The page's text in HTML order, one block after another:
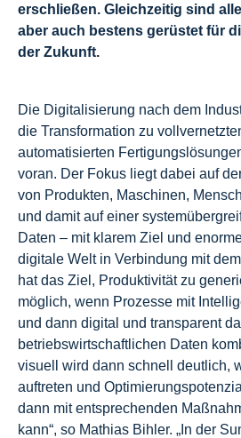
erschließen. Gleichzeitig sind
aber auch bestens gerüstet für
der Zukunft.
Die Digitalisierung nach dem
die Transformation zu
automatisierten
voran. Der Fokus liegt dabei auf
von Produkten, Maschinen,
und damit auf einer
Daten – mit klarem Ziel und
digitale Welt in Verbindung mit
hat das Ziel, Produktivität zu
möglich, wenn Prozesse mit
und dann digital und transparent
betriebswirtschaftlichen Daten
visuell wird dann schnell deutlich,
auftreten und
dann mit entsprechenden
kann“, so Mathias Bihler. „In der